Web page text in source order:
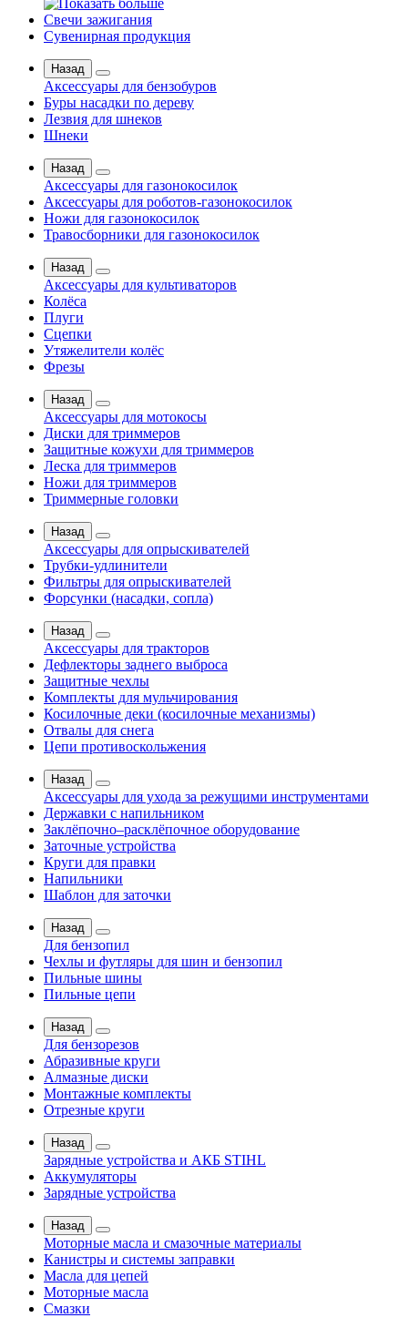
Свечи зажигания
Сувенирная продукция
Назад
Аксессуары для бензобуров
Буры насадки по дереву
Лезвия для шнеков
Шнеки
Назад
Аксессуары для газонокосилок
Аксессуары для роботов-газонокосилок
Ножи для газонокосилок
Травосборники для газонокосилок
Назад
Аксессуары для культиваторов
Колёса
Плуги
Сцепки
Утяжелители колёс
Фрезы
Назад
Аксессуары для мотокосы
Диски для триммеров
Защитные кожухи для триммеров
Леска для триммеров
Ножи для триммеров
Триммерные головки
Назад
Аксессуары для опрыскивателей
Трубки-удлинители
Фильтры для опрыскивателей
Форсунки (насадки, сопла)
Назад
Аксессуары для тракторов
Дефлекторы заднего выброса
Защитные чехлы
Комплекты для мульчирования
Косилочные деки (косилочные механизмы)
Отвалы для снега
Цепи противоскольжения
Назад
Аксессуары для ухода за режущими инструментами
Державки с напильником
Заклёпочно–расклёпочное оборудование
Заточные устройства
Круги для правки
Напильники
Шаблон для заточки
Назад
Для бензопил
Чехлы и футляры для шин и бензопил
Пильные шины
Пильные цепи
Назад
Для бензорезов
Абразивные круги
Алмазные диски
Монтажные комплекты
Отрезные круги
Назад
Зарядные устройства и АКБ STIHL
Аккумуляторы
Зарядные устройства
Назад
Моторные масла и смазочные материалы
Канистры и системы заправки
Масла для цепей
Моторные масла
Смазки